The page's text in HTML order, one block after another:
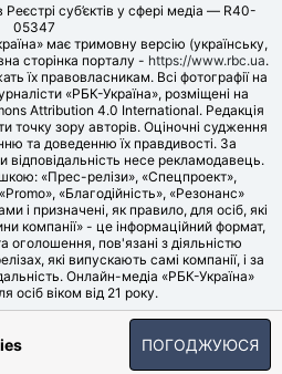
суб’єктів у сфері медіа — R40-
05347
має тримовну версію (українську,
сторінка порталу - https://www.rbc.ua.
їх правовласникам. Всі фотографії на
«РБК-Україна», розміщені на
Attribution 4.0 International. Редакція
точку зору авторів. Оціночні судження
та доведенню їх правдивості. За
відповідальність несе рекламодавець.
«Прес-релізи», «Спецпроект»,
«Благодійність», «Резонанс»
і призначені, як правило, для осіб, які
компанії» - це інформаційний формат,
оголошення, пов'язані з діяльністю
які випускають самі компанії, і за
Онлайн-медіа «РБК-Україна»
осіб віком від 21 року.
MEDIA», 2006-2026.
ПОГОДЖУЮСЯ